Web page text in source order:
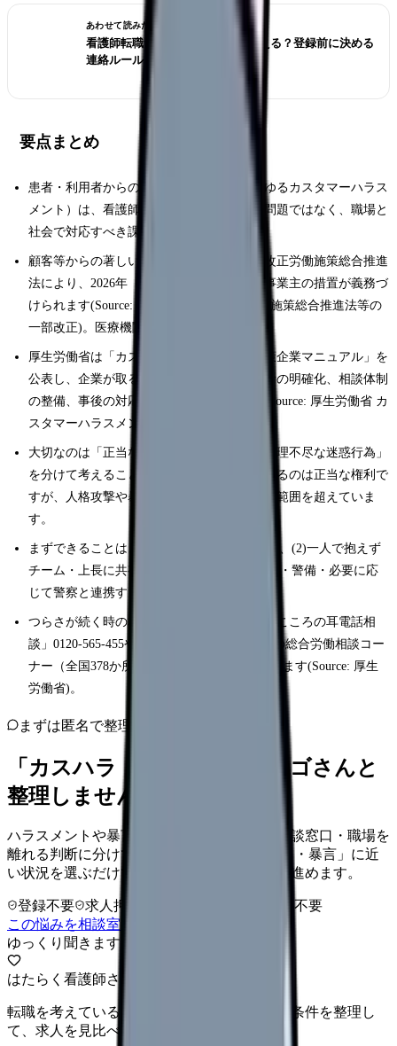
あわせて読みたい
看護師転職サイトは電話なしで使える？登録前に決める
連絡ルール
要点まとめ
患者・利用者からの著しい迷惑行為（いわゆるカスタマーハラス
メント）は、看護師個人の接遇力で抱える問題ではなく、職場と
社会で対応すべき課題です。
顧客等からの著しい迷惑行為への対策は、改正労働施策総合推進
法により、2026年（令和8年）10月1日から事業主の措置が義務づ
けられます(Source: 厚生労働省 令和7年労働施策総合推進法等の
一部改正)。医療機関も対象となり得ます。
厚生労働省は「カスタマーハラスメント対策企業マニュアル」を
公表し、企業が取るべき対応の枠組み（方針の明確化、相談体制
の整備、事後の対応など）を示しています(Source: 厚生労働省 カ
スタマーハラスメント対策企業マニュアル)。
大切なのは「正当な苦情・要望」と「過剰・理不尽な迷惑行為」
を分けて考えることです。説明や改善を求めるのは正当な権利で
すが、人格攻撃や暴力、長時間の拘束はその範囲を超えていま
す。
まずできることは、(1)起きた事実を記録する、(2)一人で抱えず
チーム・上長に共有する、(3)複数対応や事務・警備・必要に応
じて警察と連携する、の3つです。
つらさが続く時の相談先として、働く人の「こころの耳電話相
談」0120-565-455や、各都道府県労働局などの総合労働相談コー
ナー（全国378か所・無料・予約不要）があります(Source: 厚生
労働省)。
まずは匿名で整理
「カスハラ・暴言」を、カンゴさんと
整理しませんか。
ハラスメントや暴言を、身の安全・記録・相談窓口・職場を
離れる判断に分けて整理します。 「カスハラ・暴言」に近
い状況を選ぶだけで、次に確認することまで進めます。
登録不要 求人押し売りなし
病院名は入力不要
この悩みを相談室で整理する
ゆっくり聞きます
はたらく看護師さん 求人
転職を考えている看護師さんへ。まずは希望条件を整理し
て、求人を見比べられます。